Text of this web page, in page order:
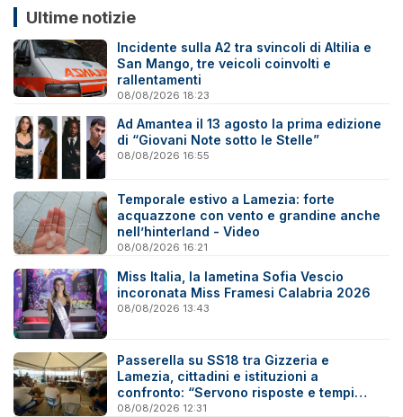
Ultime notizie
Incidente sulla A2 tra svincoli di Altilia e
San Mango, tre veicoli coinvolti e
rallentamenti
08/08/2026 18:23
Ad Amantea il 13 agosto la prima edizione
di “Giovani Note sotto le Stelle”
08/08/2026 16:55
Temporale estivo a Lamezia: forte
acquazzone con vento e grandine anche
nell’hinterland - Video
08/08/2026 16:21
Miss Italia, la lametina Sofia Vescio
incoronata Miss Framesi Calabria 2026
08/08/2026 13:43
Passerella su SS18 tra Gizzeria e
Lamezia, cittadini e istituzioni a
confronto: “Servono risposte e tempi
certi”
08/08/2026 12:31